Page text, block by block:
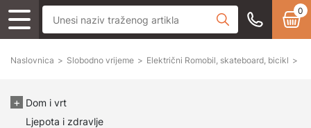
0
Naslovnica > Slobodno vrijeme > Električni Romobil, skateboard, bicikl >
Dom i vrt
Ljepota i zdravlje